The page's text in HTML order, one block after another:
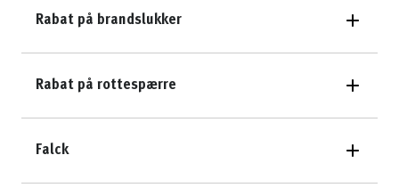
Rabat på brandslukker
Rabat på rottespærre
Falck